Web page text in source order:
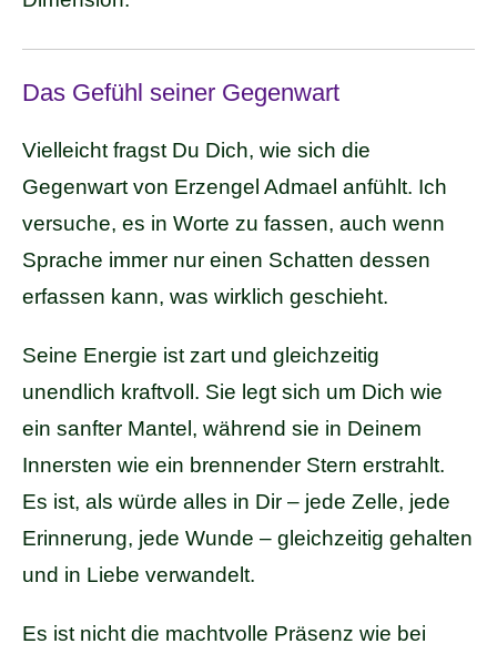
Das Gefühl seiner Gegenwart
Vielleicht fragst Du Dich, wie sich die
Gegenwart von Erzengel Admael anfühlt. Ich
versuche, es in Worte zu fassen, auch wenn
Sprache immer nur einen Schatten dessen
erfassen kann, was wirklich geschieht.
Seine Energie ist zart und gleichzeitig
unendlich kraftvoll. Sie legt sich um Dich wie
ein sanfter Mantel, während sie in Deinem
Innersten wie ein brennender Stern erstrahlt.
Es ist, als würde alles in Dir – jede Zelle, jede
Erinnerung, jede Wunde – gleichzeitig gehalten
und in Liebe verwandelt.
Es ist nicht die machtvolle Präsenz wie bei